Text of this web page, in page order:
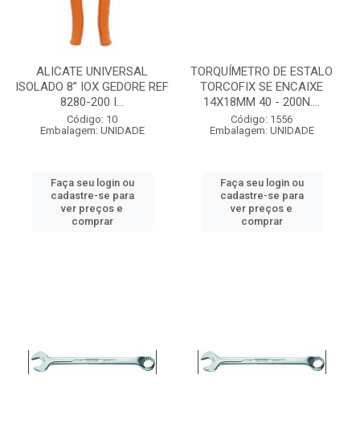
ALICATE UNIVERSAL
ISOLADO 8” IOX GEDORE REF
8280-200 I...
Código: 10
Embalagem: UNIDADE
Faça seu login ou
cadastre-se para
ver preços e
comprar
TORQUÍMETRO DE ESTALO
TORCOFIX SE ENCAIXE
14X18MM 40 - 200N....
Código: 1556
Embalagem: UNIDADE
Faça seu login ou
cadastre-se para
ver preços e
comprar